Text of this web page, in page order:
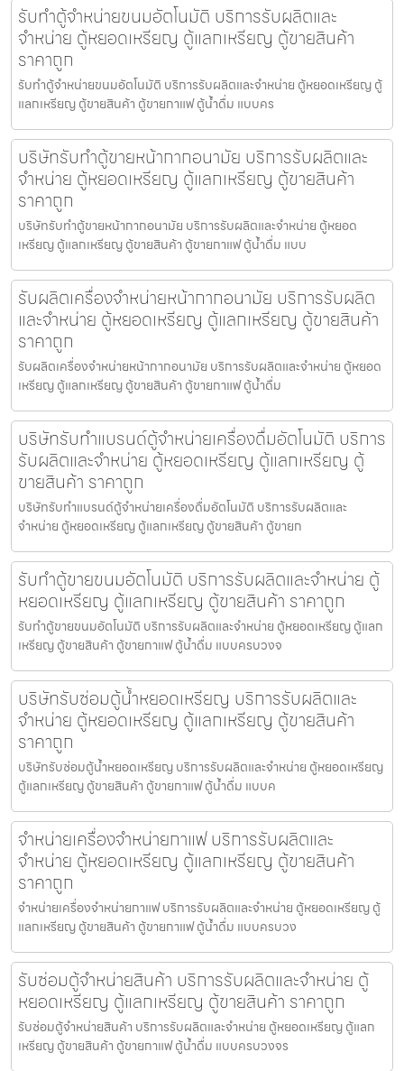
รับทำตู้จำหน่ายขนม​อัตโนมัติ บริการรับผลิตและ
จำหน่าย ตู้หยอดเหรียญ ตู้แลกเหรียญ ตู้ขายสินค้า
ราคาถูก
รับทำตู้จำหน่ายขนม​อัตโนมัติ บริการรับผลิตและจำหน่าย ตู้หยอดเหรียญ ตู้
แลกเหรียญ ตู้ขายสินค้า ตู้ขายกาแฟ ตู้น้ำดื่ม แบบคร
บริษัทรับทำตู้ขายหน้ากากอนามัย บริการรับผลิตและ
จำหน่าย ตู้หยอดเหรียญ ตู้แลกเหรียญ ตู้ขายสินค้า
ราคาถูก
บริษัทรับทำตู้ขายหน้ากากอนามัย บริการรับผลิตและจำหน่าย ตู้หยอด
เหรียญ ตู้แลกเหรียญ ตู้ขายสินค้า ตู้ขายกาแฟ ตู้น้ำดื่ม แบบ
รับผลิตเครื่องจำหน่ายหน้ากากอนามัย บริการรับผลิต
และจำหน่าย ตู้หยอดเหรียญ ตู้แลกเหรียญ ตู้ขายสินค้า
ราคาถูก
รับผลิตเครื่องจำหน่ายหน้ากากอนามัย บริการรับผลิตและจำหน่าย ตู้หยอด
เหรียญ ตู้แลกเหรียญ ตู้ขายสินค้า ตู้ขายกาแฟ ตู้น้ำดื่ม
บริษัทรับทำแบรนด์ตู้จำหน่ายเครื่องดื่ม​อัตโนมัติ บริการ
รับผลิตและจำหน่าย ตู้หยอดเหรียญ ตู้แลกเหรียญ ตู้
ขายสินค้า ราคาถูก
บริษัทรับทำแบรนด์ตู้จำหน่ายเครื่องดื่ม​อัตโนมัติ บริการรับผลิตและ
จำหน่าย ตู้หยอดเหรียญ ตู้แลกเหรียญ ตู้ขายสินค้า ตู้ขายก
รับทำตู้ขายขนม​อัตโนมัติ บริการรับผลิตและจำหน่าย ตู้
หยอดเหรียญ ตู้แลกเหรียญ ตู้ขายสินค้า ราคาถูก
รับทำตู้ขายขนม​อัตโนมัติ บริการรับผลิตและจำหน่าย ตู้หยอดเหรียญ ตู้แลก
เหรียญ ตู้ขายสินค้า ตู้ขายกาแฟ ตู้น้ำดื่ม แบบครบวงจ
บริษัทรับซ่อมตู้น้ำหยอดเหรียญ บริการรับผลิตและ
จำหน่าย ตู้หยอดเหรียญ ตู้แลกเหรียญ ตู้ขายสินค้า
ราคาถูก
บริษัทรับซ่อมตู้น้ำหยอดเหรียญ บริการรับผลิตและจำหน่าย ตู้หยอดเหรียญ
ตู้แลกเหรียญ ตู้ขายสินค้า ตู้ขายกาแฟ ตู้น้ำดื่ม แบบค
จำหน่ายเครื่องจำหน่ายกาแฟ บริการรับผลิตและ
จำหน่าย ตู้หยอดเหรียญ ตู้แลกเหรียญ ตู้ขายสินค้า
ราคาถูก
จำหน่ายเครื่องจำหน่ายกาแฟ บริการรับผลิตและจำหน่าย ตู้หยอดเหรียญ ตู้
แลกเหรียญ ตู้ขายสินค้า ตู้ขายกาแฟ ตู้น้ำดื่ม แบบครบวง
รับซ่อมตู้จำหน่ายสินค้า บริการรับผลิตและจำหน่าย ตู้
หยอดเหรียญ ตู้แลกเหรียญ ตู้ขายสินค้า ราคาถูก
รับซ่อมตู้จำหน่ายสินค้า บริการรับผลิตและจำหน่าย ตู้หยอดเหรียญ ตู้แลก
เหรียญ ตู้ขายสินค้า ตู้ขายกาแฟ ตู้น้ำดื่ม แบบครบวงจร